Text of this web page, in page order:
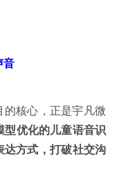
音
的核心，正是宇凡微
型优化的儿童语音识
达方式，打破社交沟